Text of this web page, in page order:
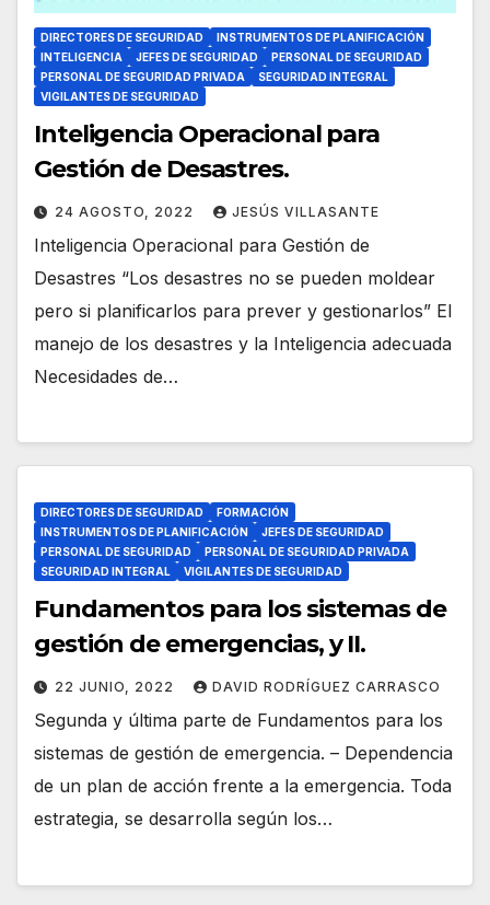
DIRECTORES DE SEGURIDAD
INSTRUMENTOS DE PLANIFICACIÓN
INTELIGENCIA
JEFES DE SEGURIDAD
PERSONAL DE SEGURIDAD
PERSONAL DE SEGURIDAD PRIVADA
SEGURIDAD INTEGRAL
VIGILANTES DE SEGURIDAD
Inteligencia Operacional para
Gestión de Desastres.
24 AGOSTO, 2022 JESÚS VILLASANTE
Inteligencia Operacional para Gestión de
Desastres “Los desastres no se pueden moldear
pero si planificarlos para prever y gestionarlos” El
manejo de los desastres y la Inteligencia adecuada
Necesidades de…
DIRECTORES DE SEGURIDAD
FORMACIÓN
INSTRUMENTOS DE PLANIFICACIÓN
JEFES DE SEGURIDAD
PERSONAL DE SEGURIDAD
PERSONAL DE SEGURIDAD PRIVADA
SEGURIDAD INTEGRAL
VIGILANTES DE SEGURIDAD
Fundamentos para los sistemas de
gestión de emergencias, y II.
22 JUNIO, 2022 DAVID RODRÍGUEZ CARRASCO
Segunda y última parte de Fundamentos para los
sistemas de gestión de emergencia. – Dependencia
de un plan de acción frente a la emergencia. Toda
estrategia, se desarrolla según los…